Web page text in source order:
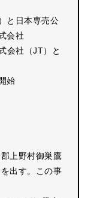
と日本専売公
会社
会社（JT）と
始
上野村御巣鷹
出す。この事